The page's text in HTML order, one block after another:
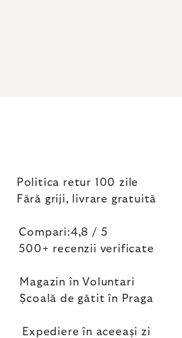
Politica retur 100 zile
Fără griji, livrare gratuită
Compari:4,8 / 5
500+ recenzii verificate
Magazin în Voluntari
Școală de gătit în Praga
Expediere în aceeași zi